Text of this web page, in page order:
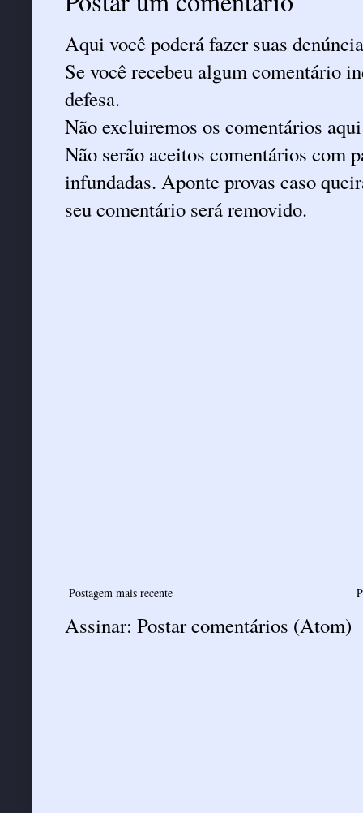
Aqui você poderá fazer suas
Se você recebeu algum comentário
defesa.
Não excluiremos os comentários
Não serão aceitos comentários com
infundadas. Aponte provas caso
seu comentário será removido.
Postagem mais recente
Assinar: Postar comentários (Atom)